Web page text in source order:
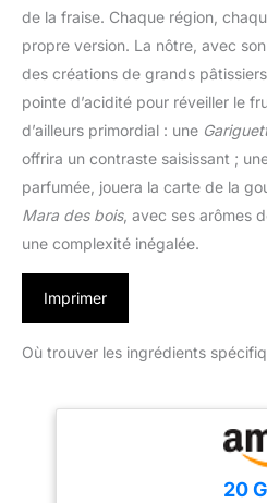
de la fraise. Chaque région,
propre version. La nôtre, avec
des créations de grands
pointe d’acidité pour réveiller le
d’ailleurs primordial : une
offrira un contraste saisissant ;
parfumée, jouera la carte de la
Mara des bois, avec ses arômes
une complexité inégalée.
Imprimer
Où trouver les ingrédients
20